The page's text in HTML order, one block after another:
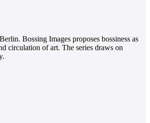
Bossing Images proposes bossiness as
circulation of art. The series draws on